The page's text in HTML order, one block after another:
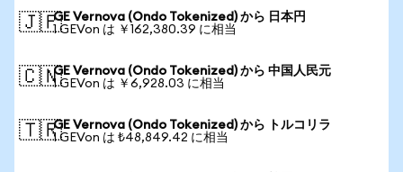
🇯🇵GE Vernova (Ondo Tokenized) から 日本円
1 GEVon は ￥162,380.39 に相当
🇨🇳GE Vernova (Ondo Tokenized) から 中国人民元
1 GEVon は ￥6,928.03 に相当
🇹🇷GE Vernova (Ondo Tokenized) から トルコリラ
1 GEVon は ₺48,849.42 に相当